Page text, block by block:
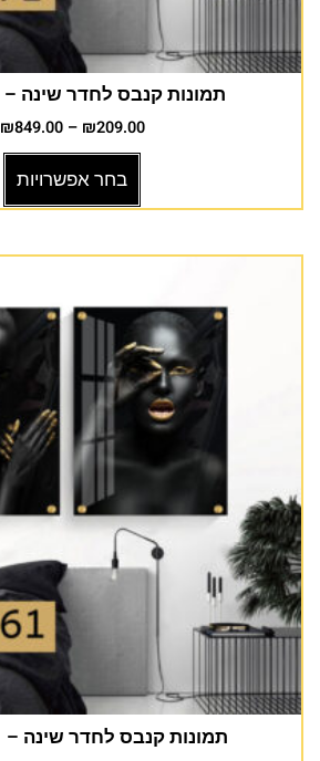
תמונות קנבס לחדר שינה – f-70-71-1
₪209.00
–
₪849.00
בחר אפשרויות
תמונות קנבס לחדר שינה – s-60-61-1